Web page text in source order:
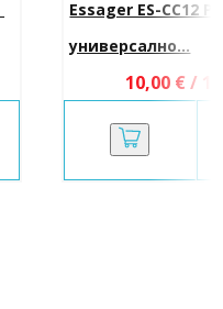
Essager ES-CC12
универсално...
10,00 € /